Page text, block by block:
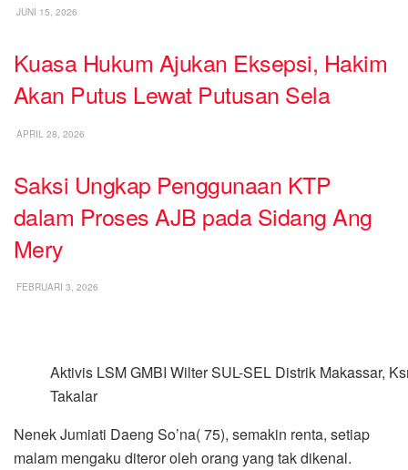
JUNI 15, 2026
Kuasa Hukum Ajukan Eksepsi, Hakim
Akan Putus Lewat Putusan Sela
APRIL 28, 2026
Saksi Ungkap Penggunaan KTP
dalam Proses AJB pada Sidang Ang
Mery
FEBRUARI 3, 2026
Aktivis LSM GMBI Wilter SUL-SEL Distrik Makassar,
Takalar
Nenek Jumiati Daeng So’na( 75), semakin renta, setiap
malam mengaku diteror oleh orang yang tak dikenal.